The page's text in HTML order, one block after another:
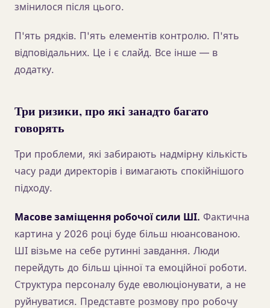
змінилося після цього.
П'ять рядків. П'ять елементів контролю. П'ять
відповідальних. Це і є слайд. Все інше — в
додатку.
Три ризики, про які занадто багато
говорять
Три проблеми, які забирають надмірну кількість
часу ради директорів і вимагають спокійнішого
підходу.
Масове заміщення робочої сили ШІ. Фактична
картина у 2026 році буде більш нюансованою.
ШІ візьме на себе рутинні завдання. Люди
перейдуть до більш цінної та емоційної роботи.
Структура персоналу буде еволюціонувати, а не
руйнуватися. Представте розмову про робочу